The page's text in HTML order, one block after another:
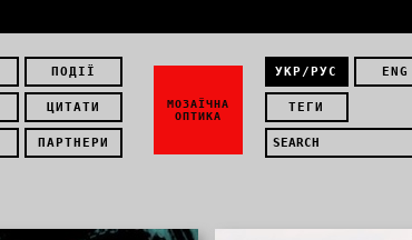
ПОДІЇ
ЦИТАТИ
ПАРТНЕРИ
УКР/РУС ENG
ТЕГИ
МОЗАЇЧНА
ОПТИКА